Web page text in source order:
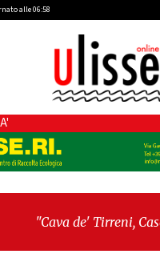
alle 06:58
"Cava de' Tirreni, Caso